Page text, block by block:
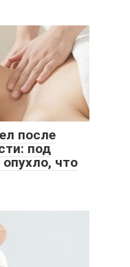
после
под
что